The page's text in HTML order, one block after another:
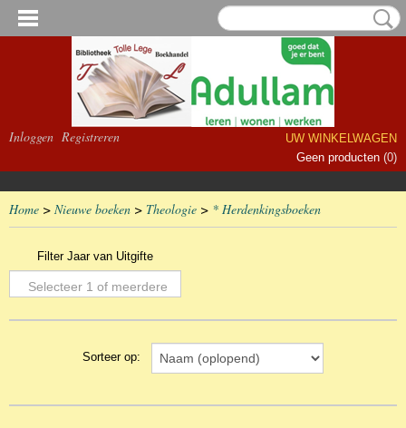
Inloggen Registreren
UW WINKELWAGEN
Geen producten (0)
Home > Nieuwe boeken > Theologie > * Herdenkingsboeken
Filter Jaar van Uitgifte
Selecteer 1 of meerdere
Sorteer op: